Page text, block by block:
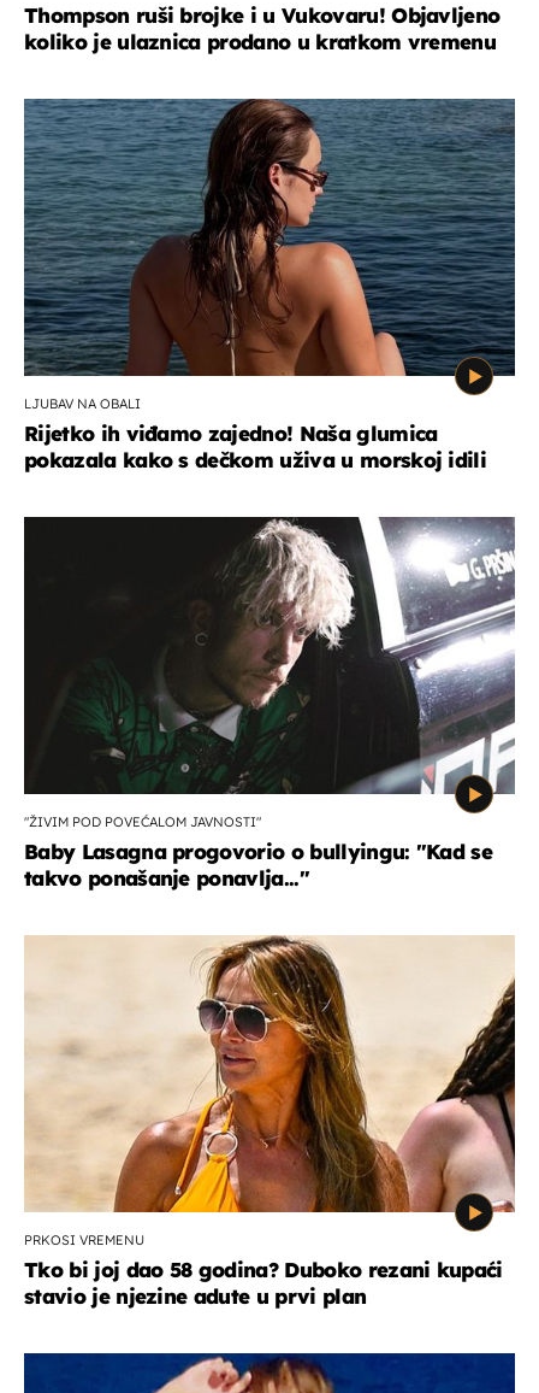
Thompson ruši brojke i u Vukovaru! Objavljeno
koliko je ulaznica prodano u kratkom vremenu
LJUBAV NA OBALI
Rijetko ih viđamo zajedno! Naša glumica
pokazala kako s dečkom uživa u morskoj idili
"ŽIVIM POD POVEĆALOM JAVNOSTI"
Baby Lasagna progovorio o bullyingu: "Kad se
takvo ponašanje ponavlja..."
PRKOSI VREMENU
Tko bi joj dao 58 godina? Duboko rezani kupaći
stavio je njezine adute u prvi plan